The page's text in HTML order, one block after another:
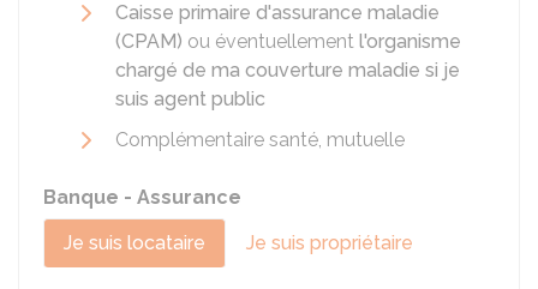
Caisse primaire d'assurance maladie
(CPAM) ou éventuellement l'organisme
chargé de ma couverture maladie si je
suis agent public
Complémentaire santé, mutuelle
Banque - Assurance
Je suis locataire
Je suis propriétaire